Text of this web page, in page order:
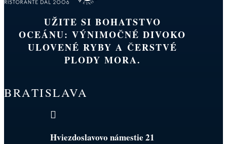
UŽITE SI BOHATSTVO
OCEÁNU: VÝNIMOČNÉ DIVOKO
ULOVENÉ RYBY A ČERSTVÉ
PLODY MORA.
BRATISLAVA

Hviezdoslavovo námestie 21